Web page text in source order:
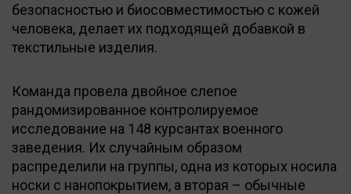
безопасностью и биосовместимостью с кожей
человека, делает их подходящей добавкой в
текстильные изделия.
Команда провела двойное слепое
рандомизированное контролируемое
исследование на 148 курсантах военного
заведения. Их случайным образом
распределили на группы, одна из которых носила
носки с нанопокрытием, а вторая – обычные